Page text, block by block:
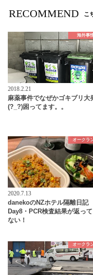
RECOMMEND こ
海外事
2018.2.21
麻薬事件でなぜかゴキブリ大
(?_?)困ってます。。
オークラ
2020.7.13
danekoのNZホテル隔離日記
Day8・PCR検査結果が返って
ない！
オークラ